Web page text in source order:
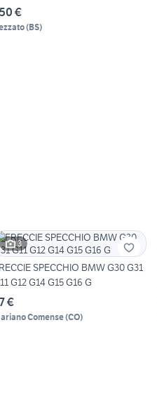
€
(BS)
3
SPECCHIO BMW G30 G31
G12 G14 G15 G16 G
€
Comense(CO)